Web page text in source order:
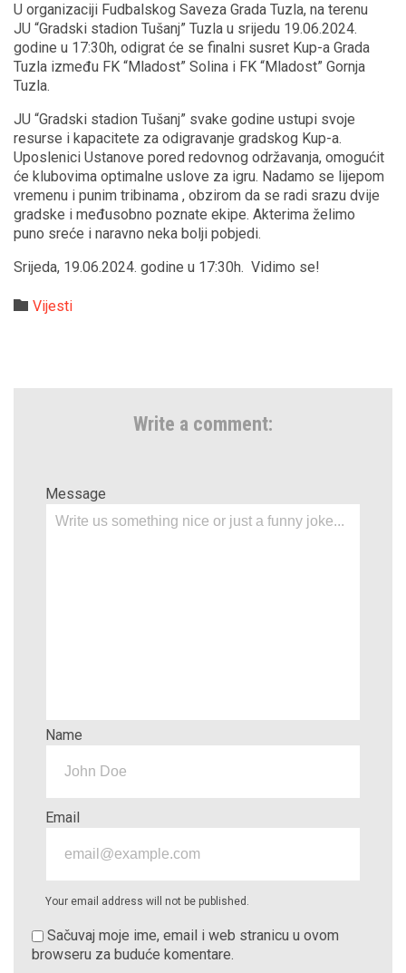
U organizaciji Fudbalskog Saveza Grada Tuzla, na terenu
JU “Gradski stadion Tušanj” Tuzla u srijedu 19.06.2024.
godine u 17:30h, odigrat će se finalni susret Kup-a Grada
Tuzla između FK “Mladost” Solina i FK “Mladost” Gornja
Tuzla.
JU “Gradski stadion Tušanj” svake godine ustupi svoje
resurse i kapacitete za odigravanje gradskog Kup-a.
Uposlenici Ustanove pored redovnog održavanja, omogućit
će klubovima optimalne uslove za igru. Nadamo se lijepom
vremenu i punim tribinama , obzirom da se radi srazu dvije
gradske i međusobno poznate ekipe. Akterima želimo
puno sreće i naravno neka bolji pobjedi.
Srijeda, 19.06.2024. godine u 17:30h. Vidimo se!
 Category
Vijesti
Write a comment:
Message
Name
Email
Your email address will not be published.
Sačuvaj moje ime, email i web stranicu u ovom
browseru za buduće komentare.